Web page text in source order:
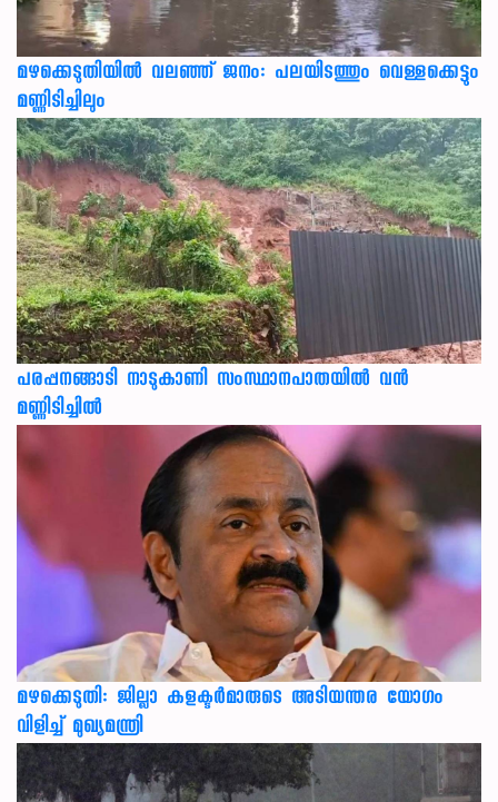
മഴക്കെടുതിയിൽ വലഞ്ഞ് ജനം: പലയിടത്തും വെള്ളക്കെട്ടും
മണ്ണിടിച്ചിലും
പരപ്പനങ്ങാടി നാടുകാണി സംസ്ഥാനപാതയില്‍ വന്‍
മണ്ണിടിച്ചില്‍
മഴക്കെടുതി: ജില്ലാ കളക്ടർമാരുടെ അടിയന്തര യോഗം
വിളിച്ച് മുഖ്യമന്ത്രി